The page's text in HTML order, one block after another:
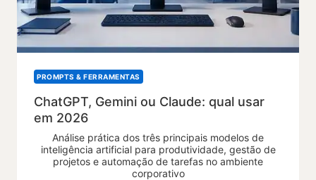
PROMPTS & FERRAMENTAS
ChatGPT, Gemini ou Claude: qual usar
em 2026
Análise prática dos três principais modelos de
inteligência artificial para produtividade, gestão de
projetos e automação de tarefas no ambiente
corporativo